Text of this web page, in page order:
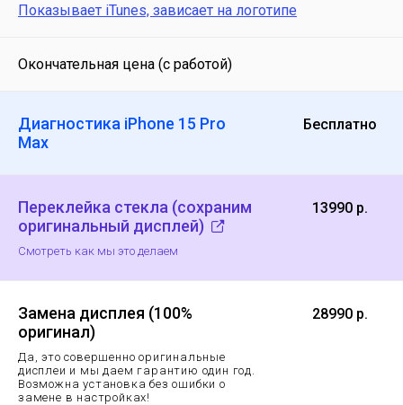
Показывает iTunes, зависает на логотипе
Окончательная цена (с работой)
Диагностика iPhone 15 Pro
Max
Бесплатно
Переклейка стекла (сохраним
оригинальный дисплей)
Смотреть как мы это делаем
13990 р.
Замена дисплея (100%
оригинал)
Да, это совершенно оригинальные
дисплеи и мы даем гарантию один год.
Возможна установка без ошибки о
замене в настройках!
28990 р.